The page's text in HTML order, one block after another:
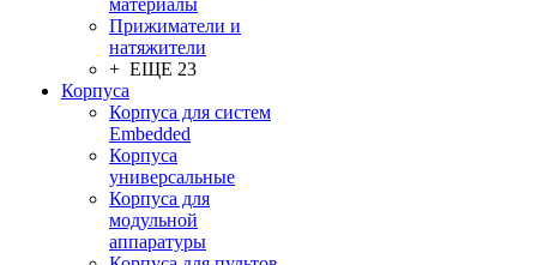
материалы
Прижиматели и
натяжители
+ ЕЩЕ 23
Корпуса
Корпуса для систем
Embedded
Корпуса
универсальные
Корпуса для
модульной
аппаратуры